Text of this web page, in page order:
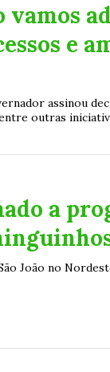
vamos
e
assinou
outras
a
João no